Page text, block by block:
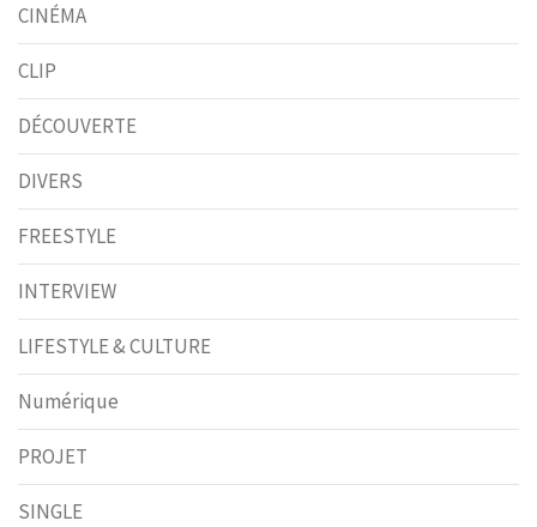
CINÉMA
CLIP
DÉCOUVERTE
DIVERS
FREESTYLE
INTERVIEW
LIFESTYLE & CULTURE
Numérique
PROJET
SINGLE